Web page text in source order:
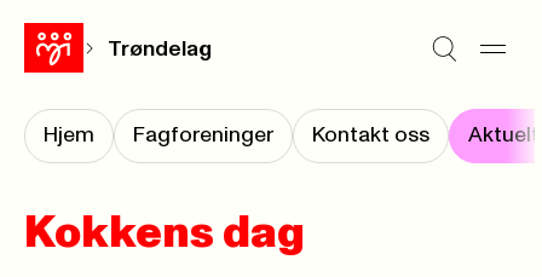
Trøndelag
Hjem Fagforeninger Kontakt oss Aktuelt
Kokkens dag